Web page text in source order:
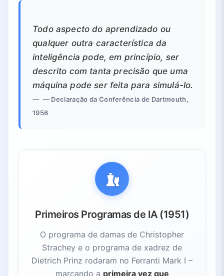
Conclusão: A Jornada da IA e Perspectivas Futuras
9.1. Capacidades da IA Hoje
9.2. Caminho para a IA Forte
9.3. Perspectivas Futuras
9.4.
Lições-Chave da História da IA
Todo aspecto do aprendizado ou
qualquer outra característica da
inteligência pode, em princípio, ser
descrito com tanta precisão que uma
máquina pode ser feita para simulá-lo.
— Declaração da Conferência de Dartmouth,
1956
Primeiros Programas de IA (1951)
O programa de damas de Christopher
Strachey e o programa de xadrez de
Dietrich Prinz rodaram no Ferranti Mark I –
marcando a primeira vez que